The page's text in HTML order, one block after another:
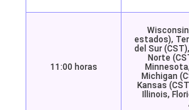
11:00 horas
estados),
del Sur
Norte
Michigan
Kansas
Illinois,